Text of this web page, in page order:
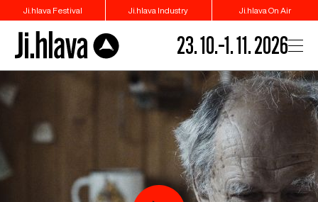
Ji.hlava Festival Ji.hlava Industry Ji.hlava On Air
23. 10.–1. 11. 2026